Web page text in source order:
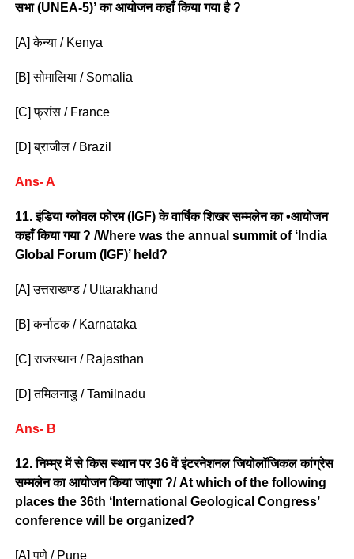
सभा (UNEA-5)’ का आयोजन कहाँ किया गया है ?
[A] केन्या / Kenya
[B] सोमालिया / Somalia
[C] फ्रांस / France
[D] ब्राजील / Brazil
Ans- A
11. इंडिया ग्लोवल फोरम (IGF) के वार्षिक शिखर सम्मलेन का •आयोजन
कहाँ किया गया ? /Where was the annual summit of ‘India
Global Forum (IGF)’ held?
[A] उत्तराखण्ड / Uttarakhand
[B] कर्नाटक / Karnataka
[C] राजस्थान / Rajasthan
[D] तमिलनाडु / Tamilnadu
Ans- B
12. निम्म्र में से किस स्थान पर 36 वें इंटरनेशनल जियोलॉजिकल कांग्रेस
सम्मलेन का आयोजन किया जाएगा ?/ At which of the following
places the 36th ‘International Geological Congress’
conference will be organized?
[A] पुणे / Pune